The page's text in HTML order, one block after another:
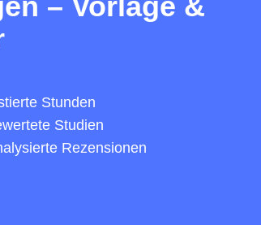
Stunden
Studien
Rezensionen